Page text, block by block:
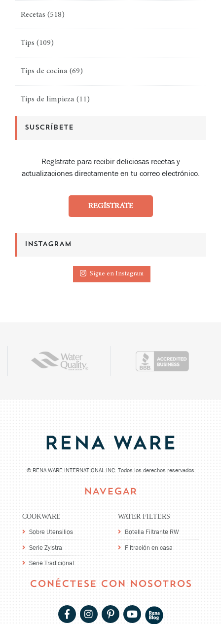
Recetas (518)
Tips (109)
Tips de cocina (69)
Tips de limpieza (11)
SUSCRÍBETE
Regístrate para recibir deliciosas recetas y
actualizaciones directamente en tu correo electrónico.
REGÍSTRATE
INSTAGRAM
Sigue en Instagram
© RENA WARE INTERNATIONAL INC. Todos los derechos reservados
NAVEGAR
COOKWARE
Sobre Utensilios
Serie Zylstra
Serie Tradicional
WATER FILTERS
Botella Filtrante RW
Filtración en casa
CONÉCTESE CON NOSOTROS